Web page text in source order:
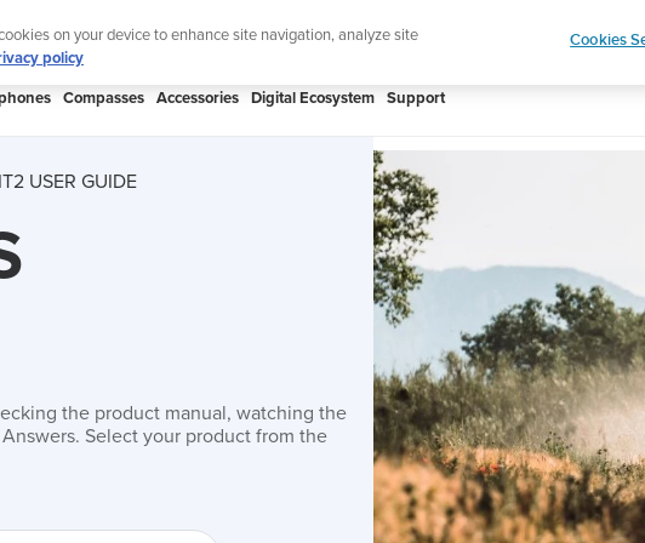
Lightweight sports watch designed for runners Shop
Compasses Accessories Digital Ecosystem Support
USER GUIDE
the product manual, watching the
Select your product from the
on your device to enhance site navigation, analyze site
policy
Cookies